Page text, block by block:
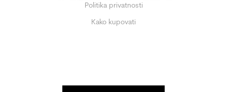
Politika privatnosti
Kako kupovati